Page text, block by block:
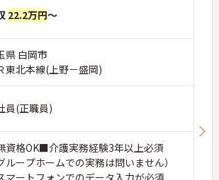
22.2万円～
県 白岡市
東北本線(上野－盛岡)
員(正職員)
資格OK■介護実務経験3年以上必須
ループホームでの実務は問いません）